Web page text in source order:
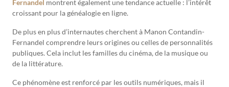
Fernandel montrent également une tendance actuelle : l’intérêt
croissant pour la généalogie en ligne.
De plus en plus d’internautes cherchent à Manon Contandin-
Fernandel comprendre leurs origines ou celles de personnalités
publiques. Cela inclut les familles du cinéma, de la musique ou
de la littérature.
Ce phénomène est renforcé par les outils numériques, mais il